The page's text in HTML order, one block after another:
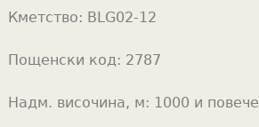
m
e
Кметство: BLG02-12
Пощенски код: 2787
Надм. височина, м: 1000 и повече